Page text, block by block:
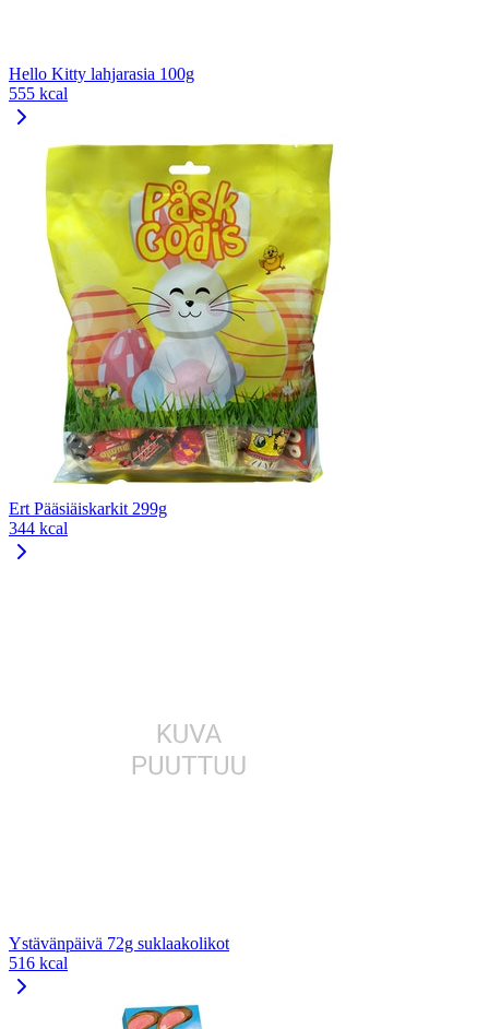
Hello Kitty lahjarasia 100g
555 kcal
Ert Pääsiäiskarkit 299g
344 kcal
Ystävänpäivä 72g suklaakolikot
516 kcal